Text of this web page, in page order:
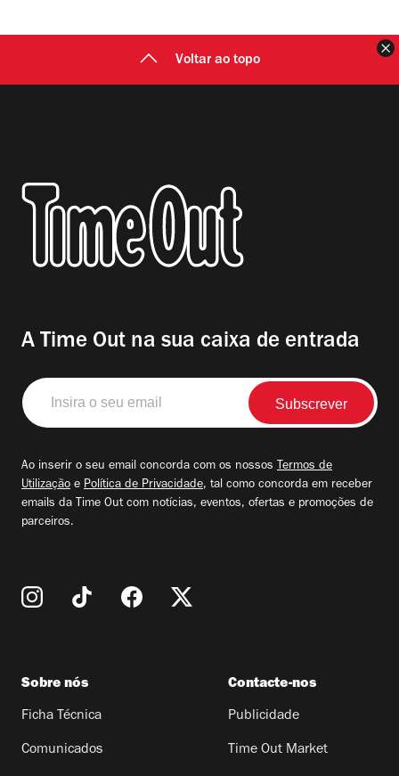
Voltar ao topo
A Time Out na sua caixa de entrada
Insira
o
seu
Ao inserir o seu email concorda com os nossos Termos de
Utilização e Política de Privacidade, tal como concorda em receber
emails da Time Out com notícias, eventos, ofertas e promoções de
parceiros.
Sobre nós
Ficha Técnica
Comunicados
Contacte-nos
Publicidade
Time Out Market